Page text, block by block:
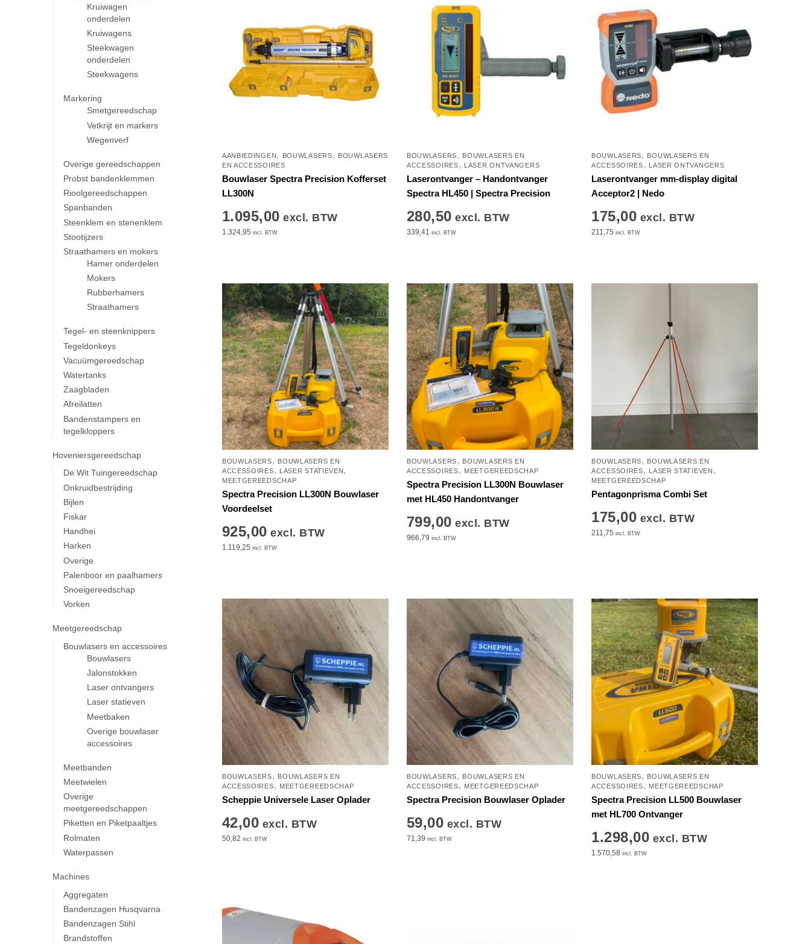
AANBIEDINGEN, BOUWLASERS, BOUWLASERS
EN ACCESSOIRES
Bouwlaser Spectra Precision Kofferset
LL300N
1.095,00 excl. BTW
1.324,95 incl. BTW
BOUWLASERS, BOUWLASERS EN
ACCESSOIRES, LASER ONTVANGERS
Laserontvanger – Handontvanger
Spectra HL450 | Spectra Precision
280,50 excl. BTW
339,41 incl. BTW
BOUWLASERS, BOUWLASERS EN
ACCESSOIRES, LASER ONTVANGERS
Laserontvanger mm-display digital
Acceptor2 | Nedo
175,00 excl. BTW
211,75 incl. BTW
BOUWLASERS, BOUWLASERS EN
ACCESSOIRES, LASER STATIEVEN,
MEETGEREEDSCHAP
Spectra Precision LL300N Bouwlaser
Voordeelset
925,00 excl. BTW
1.119,25 incl. BTW
BOUWLASERS, BOUWLASERS EN
ACCESSOIRES, MEETGEREEDSCHAP
Spectra Precision LL300N Bouwlaser
met HL450 Handontvanger
799,00 excl. BTW
966,79 incl. BTW
BOUWLASERS, BOUWLASERS EN
ACCESSOIRES, LASER STATIEVEN ,
MEETGEREEDSCHAP
Pentagonprisma Combi Set
175,00 excl. BTW
211,75 incl. BTW
BOUWLASERS, BOUWLASERS EN
ACCESSOIRES, MEETGEREEDSCHAP
Scheppie Universele Laser Oplader
42,00 excl. BTW
50,82 incl. BTW
BOUWLASERS, BOUWLASERS EN
ACCESSOIRES, MEETGEREEDSCHAP
Spectra Precision Bouwlaser Oplader
59,00 excl. BTW
71,39 incl. BTW
BOUWLASERS, BOUWLASERS EN
ACCESSOIRES, MEETGEREEDSCHAP
Spectra Precision LL500 Bouwlaser
met HL700 Ontvanger
1.298,00 excl. BTW
1.570,58 incl. BTW
Kruiwagen
onderdelen
Kruiwagens
Steekwagen
onderdelen
Steekwagens
Markering
Smetgereedschap
Vetkrijt en markers
Wegenverf
Overige gereedschappen
Probst bandenklemmen
Rioolgereedschappen
Spanbanden
Steenklem en stenenklem
Stootijzers
Straathamers en mokers
Hamer onderdelen
Mokers
Rubberhamers
Straathamers
Tegel- en steenknippers
Tegeldonkeys
Vacuümgereedschap
Watertanks
Zaagbladen
Afreilatten
Bandenstampers en
tegelkloppers
Hoveniersgereedschap
De Wit Tuingereedschap
Onkruidbestrijding
Bijlen
Fiskar
Handhei
Harken
Overige
Palenboor en paalhamers
Snoeigereedschap
Vorken
Meetgereedschap
Bouwlasers en accessoires
Bouwlasers
Jalonstokken
Laser ontvangers
Laser statieven
Meetbaken
Overige bouwlaser
accessoires
Meetbanden
Meetwielen
Overige
meetgereedschappen
Piketten en Piketpaaltjes
Rolmaten
Waterpassen
Machines
Aggregaten
Bandenzagen Husqvarna
Bandenzagen Stihl
Brandstoffen